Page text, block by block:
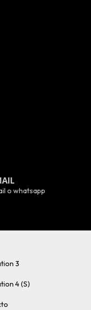
o whatsapp
3
4 (S)